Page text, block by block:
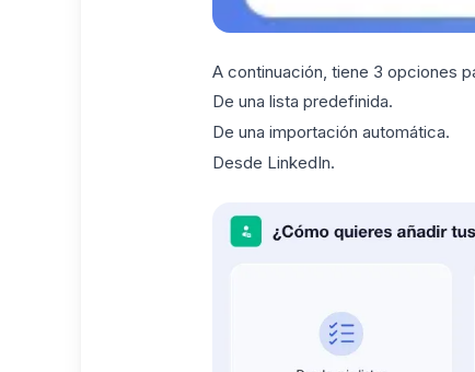
A continuación, tiene 3 opciones
De una lista predefinida.
De una importación automática.
Desde LinkedIn.